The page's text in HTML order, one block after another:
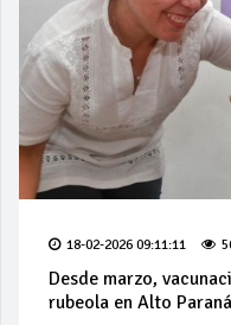
18-02-2026 09:11:11
Desde marzo,
rubeola en Alto Paraná